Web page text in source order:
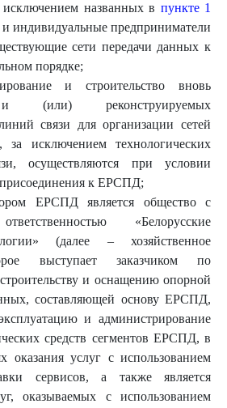
исключением названных в пункте 1
и индивидуальные предприниматели
сети передачи данных к
порядке;
и строительство вновь
(или) реконструируемых
связи для организации сетей
за исключением технологических
осуществляются при условии
к ЕРСПД;
ЕРСПД является общество с
«Белорусские
(далее – хозяйственное
выступает заказчиком по
и оснащению опорной
составляющей основу ЕРСПД,
и администрирование
средств сегментов ЕРСПД, в
оказания услуг с использованием
сервисов, а также является
оказываемых с использованием